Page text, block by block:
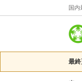
国
最